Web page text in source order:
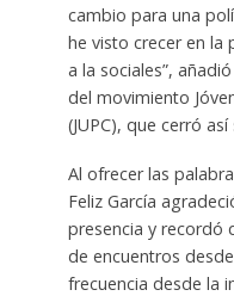
cambio para una
he visto crecer en la
a la sociales”,
del movimiento
(JUPC), que cerró
Al ofrecer las
Feliz García
presencia y recordó
de encuentros
frecuencia desde la